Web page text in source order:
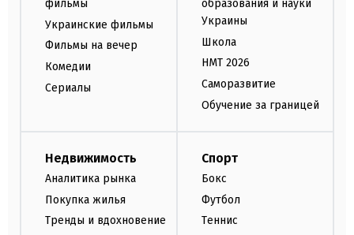
фильмы
Украинские фильмы
Фильмы на вечер
Комедии
Сериалы
образования и науки
Украины
Школа
НМТ 2026
Саморазвитие
Обучение за границей
Недвижимость
Аналитика рынка
Покупка жилья
Тренды и вдохновение
Спорт
Бокс
Футбол
Теннис